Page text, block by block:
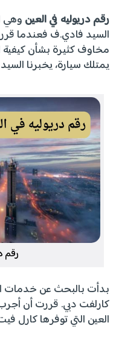
رقم دريوليه في العينوهي
السيد فادي.ف فعندما قرر
مخاوف كثيرة بشأن كيفية
يمتلك سيارة، يخبرنا
رقم
بدأت بالبحث عن خدمات
كارلفت دبي. قررت أن أجرب
العين التي توفرها كارل